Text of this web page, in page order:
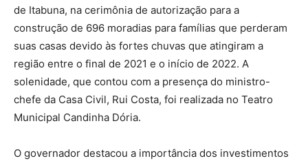
de Itabuna, na cerimônia de autorização para a
construção de 696 moradias para famílias que perderam
suas casas devido às fortes chuvas que atingiram a
região entre o final de 2021 e o início de 2022. A
solenidade, que contou com a presença do ministro-
chefe da Casa Civil, Rui Costa, foi realizada no Teatro
Municipal Candinha Dória.
O governador destacou a importância dos investimentos